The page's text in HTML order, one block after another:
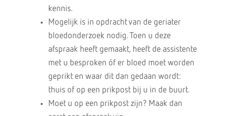
kennis.
Mogelijk is in opdracht van de geriater
bloedonderzoek nodig. Toen u deze
afspraak heeft gemaakt, heeft de assistente
met u besproken óf er bloed moet worden
geprikt en waar dit dan gedaan wordt:
thuis of op een prikpost bij u in de buurt.
Moet u op een prikpost zijn? Maak dan